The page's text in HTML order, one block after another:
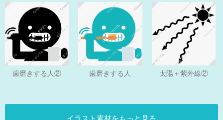
歯磨きする人② 歯磨きする人 太陽＋紫外線②
イラスト素材をもっと見る